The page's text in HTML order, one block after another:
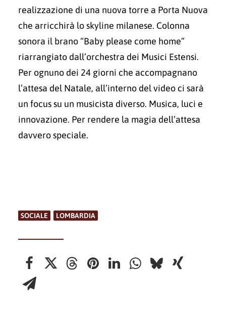
realizzazione di una nuova torre a Porta Nuova
che arricchirà lo skyline milanese. Colonna
sonora il brano “Baby please come home”
riarrangiato dall’orchestra dei Musici Estensi.
Per ognuno dei 24 giorni che accompagnano
l’attesa del Natale, all’interno del video ci sarà
un focus su un musicista diverso. Musica, luci e
innovazione. Per rendere la magia dell’attesa
davvero speciale.
SOCIALE LOMBARDIA